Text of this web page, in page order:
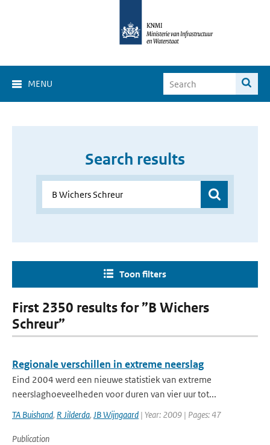
MENU
Search results
Toon filters
First 2350 results for ”B Wichers
Schreur”
Regionale verschillen in extreme neerslag
Eind 2004 werd een nieuwe statistiek van extreme
neerslaghoeveelheden voor duren van vier uur tot...
TA Buishand, R Jilderda, JB Wijngaard | Year: 2009 | Pages: 47
Publication